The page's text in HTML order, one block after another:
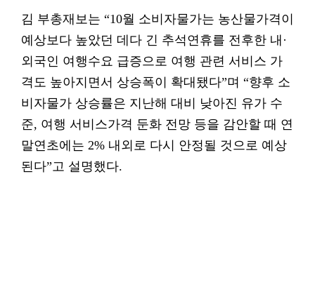
김 부총재보는 “10월 소비자물가는 농산물가격이
예상보다 높았던 데다 긴 추석연휴를 전후한 내·
외국인 여행수요 급증으로 여행 관련 서비스 가
격도 높아지면서 상승폭이 확대됐다”며 “향후 소
비자물가 상승률은 지난해 대비 낮아진 유가 수
준, 여행 서비스가격 둔화 전망 등을 감안할 때 연
말연초에는 2% 내외로 다시 안정될 것으로 예상
된다”고 설명했다.